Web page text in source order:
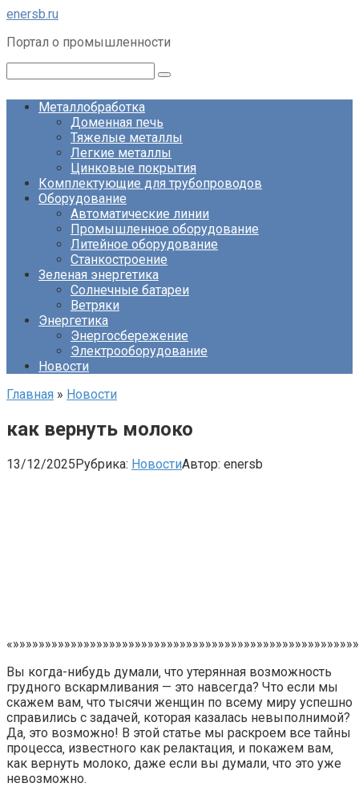
Перейти
контенту
enersb.ru
Портал о промышленности
Металлобработка
Доменная печь
Тяжелые металлы
Легкие металлы
Цинковые покрытия
Комплектующие для трубопроводов
Оборудование
Автоматические линии
Промышленное оборудование
Литейное оборудование
Станкостроение
Зеленая энергетика
Солнечные батареи
Ветряки
Энергетика
Энергосбережение
Электрооборудование
Новости
Главная » Новости
как вернуть молоко
13/12/2025Рубрика: НовостиАвтор: enersb
Вы когда-нибудь думали‚ что утерянная возможность
грудного вскармливания — это навсегда? Что если мы
скажем вам‚ что тысячи женщин по всему миру успешно
справились с задачей‚ которая казалась невыполнимой?
Да‚ это возможно! В этой статье мы раскроем все тайны
процесса‚ известного как релактация‚ и покажем вам‚
как вернуть молоко‚ даже если вы думали‚ что это уже
невозможно.